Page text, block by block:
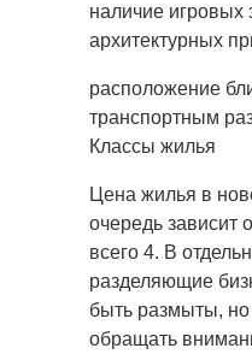
наличие игровых
архитектурных
расположение
транспортным
Классы жилья
Цена жилья в
очередь зависит
всего 4. В
разделяющие
быть размыты, но
обращать